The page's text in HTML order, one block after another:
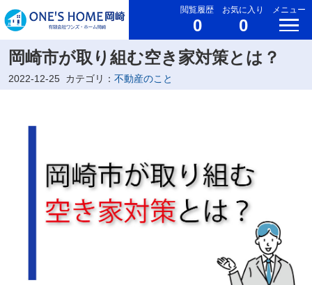
閲覧履歴
0
お気に入り
0
メニュー
岡崎市が取り組む空き家対策とは？
2022-12-25 カテゴリ： 不動産のこと